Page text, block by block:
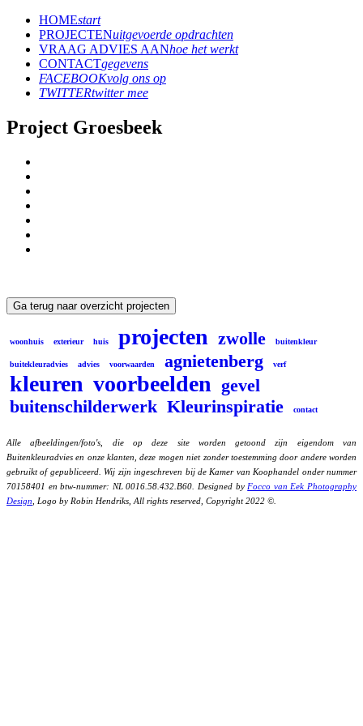
HOMEstart
PROJECTENuitgevoerde opdrachten
VRAAG ADVIES AANhoe het werkt
CONTACTgegevens
FACEBOOKvolg ons op
TWITTERtwitter mee
Project Groesbeek
Ga terug naar overzicht projecten
woonhuis exterieur huis projecten zwolle buitenkleur
buitekleuradvies advies voorwaarden agnietenberg verf
kleuren voorbeelden gevel
buitenschilderwerk Kleurinspiratie contact
Alle afbeeldingen/foto's, die op deze site worden getoond zijn eigendom van
Buitenkleuradvies en onze klanten, deze mogen niet zonder toestemming door andere worden
gebruikt of gepubliceerd. Wij zijn ingeschreven bij de Kamer van Koophandel onder nummer
70158401 en btw-nummer: NL 0016.58.432.B60. Designed by Focco van Eek Photography
Design , Logo by Robin Hendriks, All rights reserved, Copyright 2022 ©.